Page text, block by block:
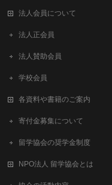
法人会員について
法人正会員
法人賛助会員
学校会員
各資料や書籍のご案内
寄付金募集について
留学協会の奨学金制度
NPO法人 留学協会とは